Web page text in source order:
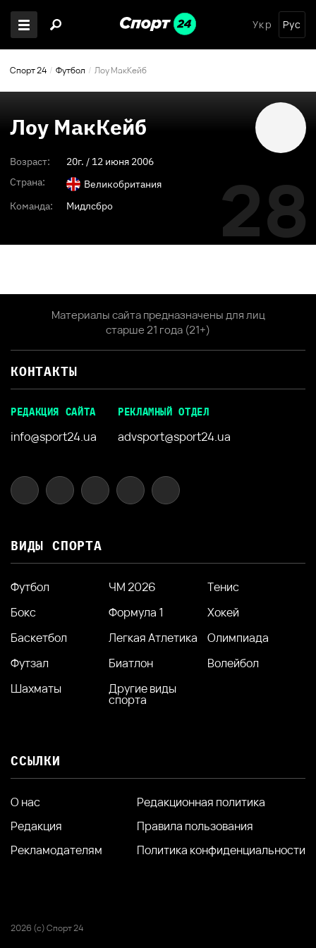
Укр Рус
Спорт 24 Футбол Лоу МакКейб
Лоу МакКейб
Возраст: 20г. / 12 июня 2006
Страна:
Великобритания
Команда:
Мидлсбро 28
Материалы сайта предназначены для лиц
старше 21 года (21+)
КОНТАКТЫ
РЕДАКЦИЯ САЙТА
info@sport24.ua
РЕКЛАМНЫЙ ОТДЕЛ
advsport@sport24.ua
ВИДЫ СПОРТА
Футбол ЧМ 2026
Тенис
Бокс
Формула 1
Хокей
Баскетбол
Легкая Атлетика
Олимпиада
Футзал
Биатлон
Волейбол
Шахматы
Другие виды
спорта
ССЫЛКИ
О нас
Редакция
Рекламодателям
Редакционная политика
Правила пользования
Политика конфиденциальности
2026 (с) Спорт 24